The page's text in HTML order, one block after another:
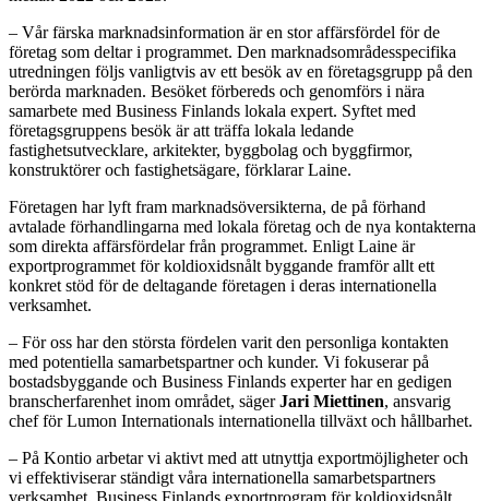
– Vår färska marknadsinformation är en stor affärsfördel för de
företag som deltar i programmet. Den marknadsområdesspecifika
utredningen följs vanligtvis av ett besök av en företagsgrupp på den
berörda marknaden. Besöket förbereds och genomförs i nära
samarbete med Business Finlands lokala expert. Syftet med
företagsgruppens besök är att träffa lokala ledande
fastighetsutvecklare, arkitekter, byggbolag och byggfirmor,
konstruktörer och fastighetsägare, förklarar Laine.
Företagen har lyft fram marknadsöversikterna, de på förhand
avtalade förhandlingarna med lokala företag och de nya kontakterna
som direkta affärsfördelar från programmet. Enligt Laine är
exportprogrammet för koldioxidsnålt byggande framför allt ett
konkret stöd för de deltagande företagen i deras internationella
verksamhet.
– För oss har den största fördelen varit den personliga kontakten
med potentiella samarbetspartner och kunder. Vi fokuserar på
bostadsbyggande och Business Finlands experter har en gedigen
branscherfarenhet inom området, sägerJari Miettinen, ansvarig
chef för Lumon Internationals internationella tillväxt och hållbarhet.
– På Kontio arbetar vi aktivt med att utnyttja exportmöjligheter och
vi effektiviserar ständigt våra internationella samarbetspartners
verksamhet. Business Finlands exportprogram för koldioxidsnålt